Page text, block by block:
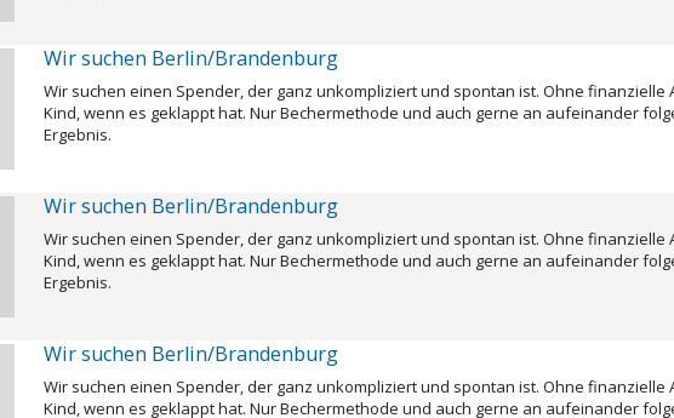
Wir suchen Berlin/Brandenburg
Wir suchen einen Spender, der ganz unkompliziert und spontan ist. Ohne
Kind, wenn es geklappt hat. Nur Bechermethode und auch gerne an aufeinander
Ergebnis.
Wir suchen Berlin/Brandenburg
Wir suchen einen Spender, der ganz unkompliziert und spontan ist. Ohne
Kind, wenn es geklappt hat. Nur Bechermethode und auch gerne an aufeinander
Ergebnis.
Wir suchen Berlin/Brandenburg
Wir suchen einen Spender, der ganz unkompliziert und spontan ist. Ohne
Kind, wenn es geklappt hat. Nur Bechermethode und auch gerne an aufeinander